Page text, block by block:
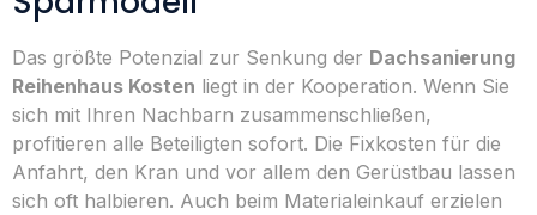
Das größte Potenzial zur Senkung der Dachsanierung
Reihenhaus Kosten liegt in der Kooperation. Wenn Sie
sich mit Ihren Nachbarn zusammenschließen,
profitieren alle Beteiligten sofort. Die Fixkosten für die
Anfahrt, den Kran und vor allem den Gerüstbau lassen
sich oft halbieren. Auch beim Materialeinkauf erzielen